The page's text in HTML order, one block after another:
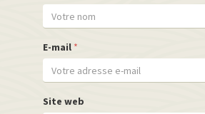
E-mail *
Site web